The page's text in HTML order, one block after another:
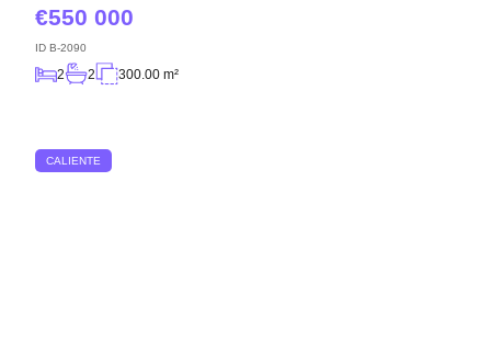
550 000
ID B-2090
2 2 300.00 m²
CALIENTE